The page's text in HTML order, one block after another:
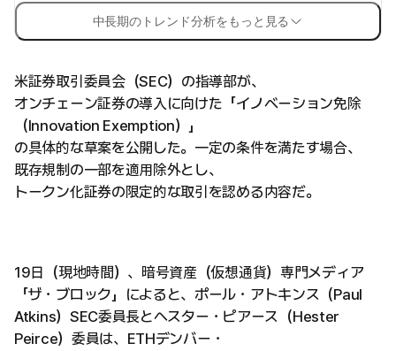
中長期のトレンド分析をもっと見る
米証券取引委員会（SEC）の指導部が、
オンチェーン証券の導入に向けた「イノベーション免除
（Innovation Exemption）」
の具体的な草案を公開した。一定の条件を満たす場合、
既存規制の一部を適用除外とし、
トークン化証券の限定的な取引を認める内容だ。
19日（現地時間）、暗号資産（仮想通貨）専門メディア
「ザ・ブロック」によると、ポール・アトキンス（Paul
Atkins）SEC委員長とヘスター・ピアース（Hester
Peirce）委員は、ETHデンバー・